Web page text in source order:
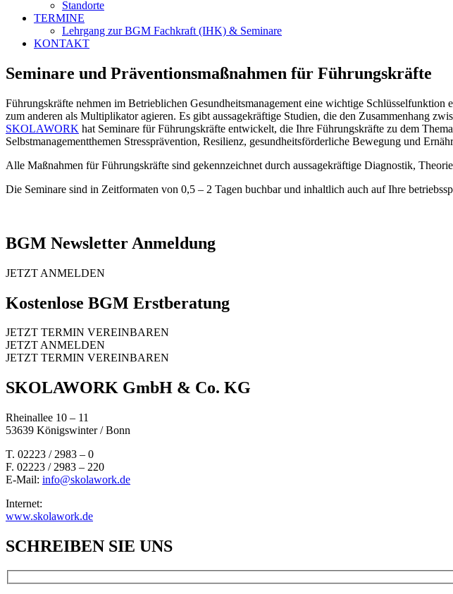
Standorte
TERMINE
Lehrgang zur BGM Fachkraft (IHK) & Seminare
KONTAKT
Seminare und Präventionsmaßnahmen für Führungskräfte
Führungskräfte nehmen im Betrieblichen Gesundheitsmanagement eine wichtige Schlüsselfunktion
zum anderen als Multiplikator agieren. Es gibt aussagekräftige Studien, die den Zusammenhang
SKOLAWORK hat Seminare für Führungskräfte entwickelt, die Ihre Führungskräfte zu dem
Selbstmanagementthemen Stressprävention, Resilienz, gesundheitsförderliche Bewegung und
Alle Maßnahmen für Führungskräfte sind gekennzeichnet durch aussagekräftige Diagnostik,
Die Seminare sind in Zeitformaten von 0,5 – 2 Tagen buchbar und inhaltlich auch auf Ihre
BGM Newsletter Anmeldung
JETZT ANMELDEN
Kostenlose BGM Erstberatung
JETZT TERMIN VEREINBAREN
JETZT ANMELDEN
JETZT TERMIN VEREINBAREN
SKOLAWORK GmbH & Co. KG
Rheinallee 10 – 11
53639 Königswinter / Bonn
T. 02223 / 2983 – 0
F. 02223 / 2983 – 220
E-Mail: info@skolawork.de
Internet:
www.skolawork.de
SCHREIBEN SIE UNS